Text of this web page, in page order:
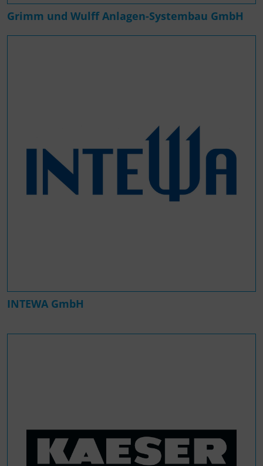
Grimm und Wulff Anlagen-Systembau GmbH
INTEWA GmbH